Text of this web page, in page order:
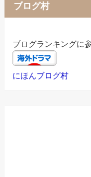
ブログ村
ブログランキングに
にほんブログ村